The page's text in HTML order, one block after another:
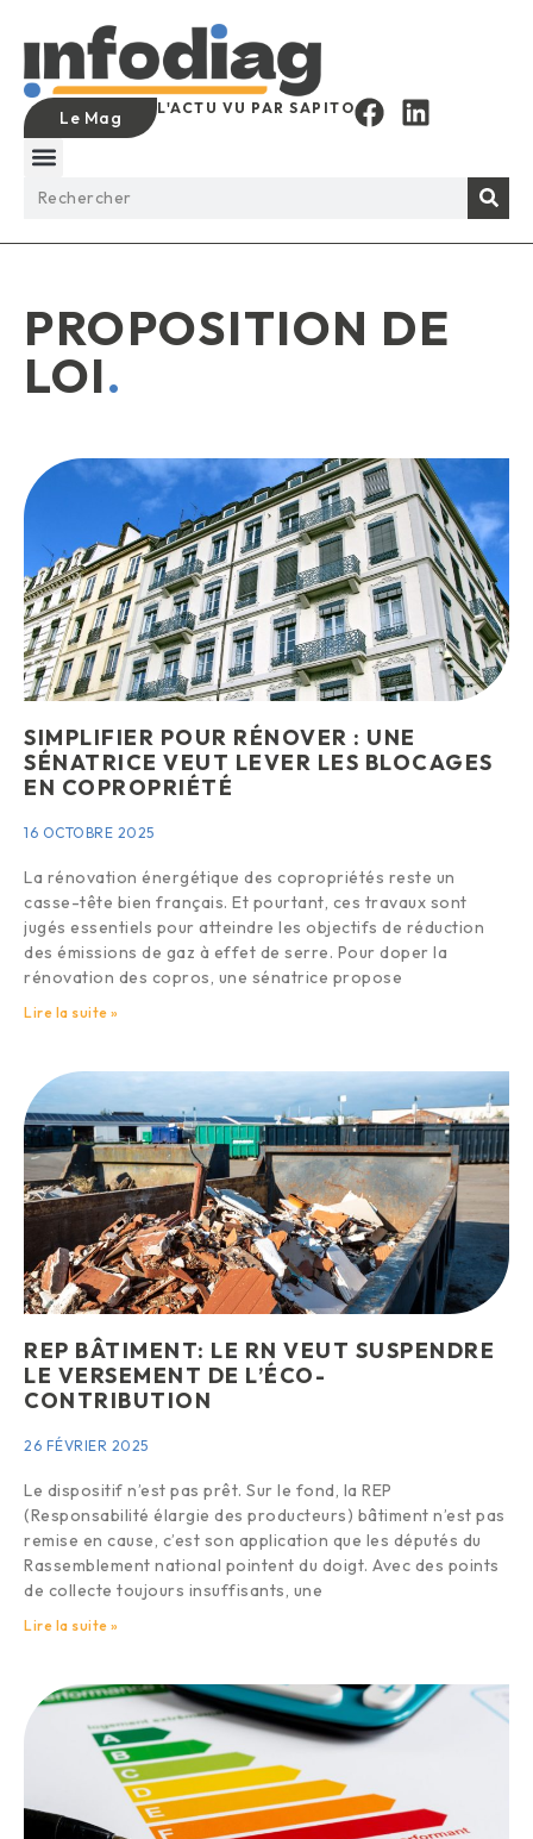
Le Mag L'ACTU VU PAR SAPITO
PROPOSITION DE
LOI.
SIMPLIFIER POUR RÉNOVER : UNE
SÉNATRICE VEUT LEVER LES BLOCAGES
EN COPROPRIÉTÉ
16 OCTOBRE 2025
La rénovation énergétique des copropriétés reste un
casse-tête bien français. Et pourtant, ces travaux sont
jugés essentiels pour atteindre les objectifs de réduction
des émissions de gaz à effet de serre. Pour doper la
rénovation des copros, une sénatrice propose
Lire la suite »
REP BÂTIMENT: LE RN VEUT SUSPENDRE
LE VERSEMENT DE L’ÉCO-
CONTRIBUTION
26 FÉVRIER 2025
Le dispositif n’est pas prêt. Sur le fond, la REP
(Responsabilité élargie des producteurs) bâtiment n’est pas
remise en cause, c’est son application que les députés du
Rassemblement national pointent du doigt. Avec des points
de collecte toujours insuffisants, une
Lire la suite »